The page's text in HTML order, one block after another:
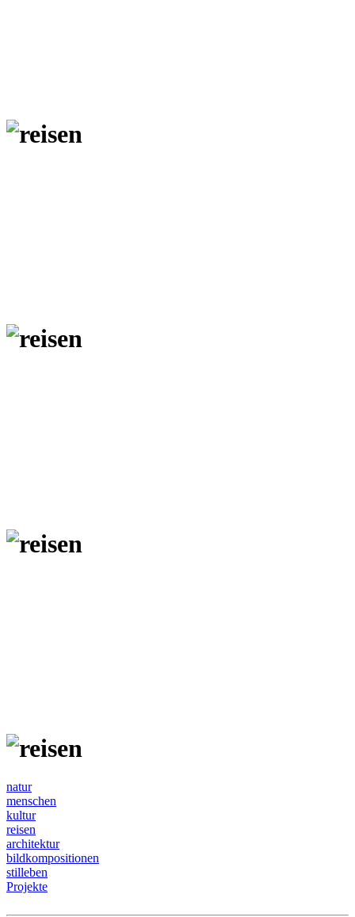
natur
menschen
kultur
reisen
architektur
bildkompositionen
stilleben
Projekte